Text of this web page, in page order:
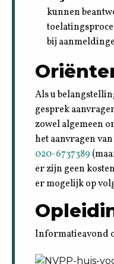
kunnen
bij
Als u
gesprek
zowel algemeen
het aanvragen
020-6737389
er zijn geen
er mogelijk op
Informatieavond